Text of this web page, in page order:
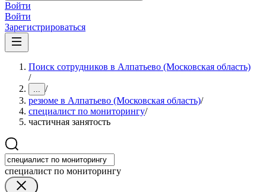
Войти
Войти
Зарегистрироваться
Поиск сотрудников в Алпатьево (Московская область)
/
... /
резюме в Алпатьево (Московская область)/
специалист по мониторингу/
частичная занятость
специалист по мониторингу